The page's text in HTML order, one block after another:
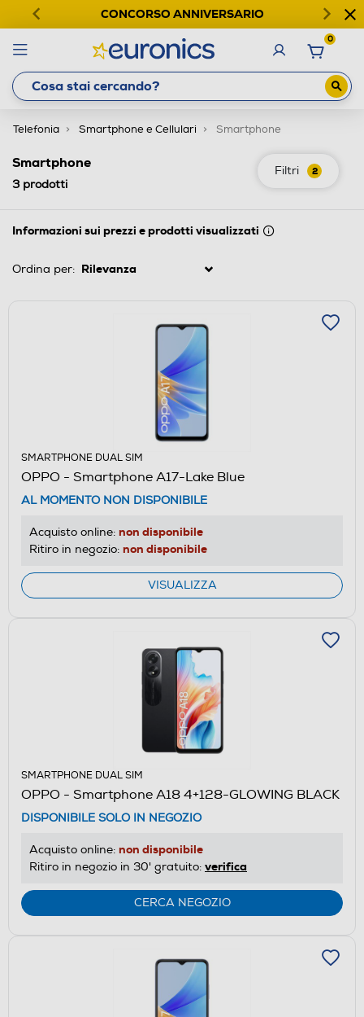
CONCORSO ANNIVERSARIO
0
Telefonia Smartphone e Cellulari Smartphone
Filtri 2
Smartphone
3prodotti
Informazioni sui prezzi e prodotti visualizzati
Ordina per:
SMARTPHONE DUAL SIM
OPPO - Smartphone A17-Lake Blue
AL MOMENTO NON DISPONIBILE
Acquisto online: non disponibile
Ritiro in negozio: non disponibile
VISUALIZZA
SMARTPHONE DUAL SIM
OPPO - Smartphone A18 4+128-GLOWING BLACK
DISPONIBILE SOLO IN NEGOZIO
Acquisto online: non disponibile
Ritiro in negozio in 30' gratuito: verifica
CERCA NEGOZIO